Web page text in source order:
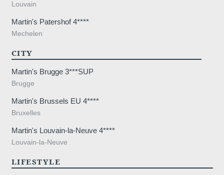
Louvain
Martin's Patershof 4****
Mechelen
CITY
Martin's Brugge 3***SUP
Brugge
Martin's Brussels EU 4****
Bruxelles
Martin's Louvain-la-Neuve 4****
Louvain-la-Neuve
LIFESTYLE